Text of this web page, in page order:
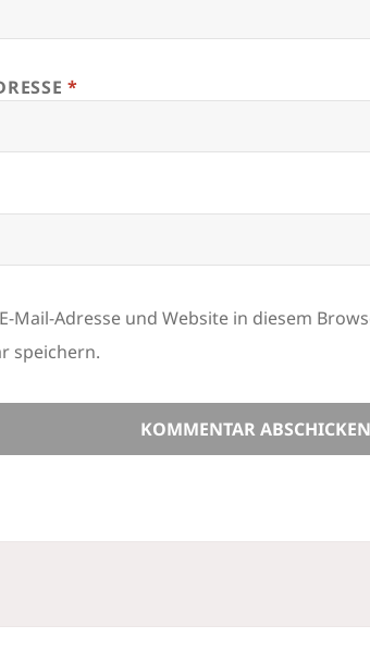
*
Mail-Adresse und Website in diesem
speichern.